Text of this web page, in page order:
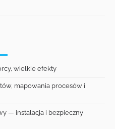
wielkie efekty
mapowania procesów i
— instalacja i bezpieczny